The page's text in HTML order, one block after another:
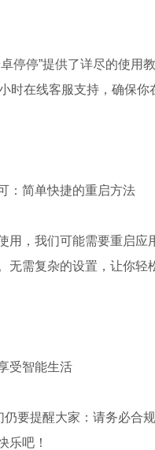
停停”提供了详尽的使
时在线客服支持，确保你
：简单快捷的重启方法
用，我们可能需要重启应
需复杂的设置，让你轻
受智能生活
仍要提醒大家：请务必
乐吧！